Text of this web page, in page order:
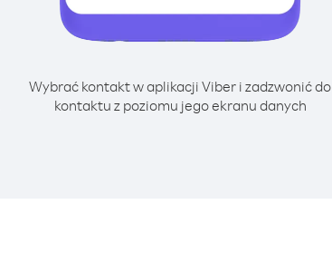
Wybrać kontakt w aplikacji Viber i zadzwonić do
kontaktu z poziomu jego ekranu danych